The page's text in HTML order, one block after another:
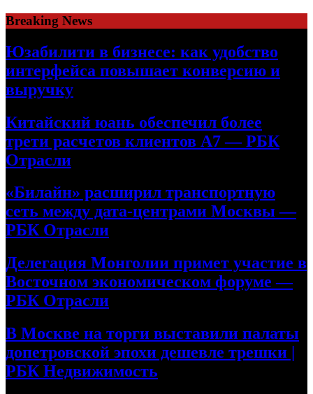
Skip
to
content
Breaking News
Юзабилити в бизнесе: как удобство
интерфейса повышает конверсию и
выручку
Китайский юань обеспечил более
трети расчетов клиентов А7 — РБК
Отрасли
«Билайн» расширил транспортную
сеть между дата-центрами Москвы —
РБК Отрасли
Делегация Монголии примет участие в
Восточном экономическом форуме —
РБК Отрасли
В Москве на торги выставили палаты
допетровской эпохи дешевле трешки |
РБК Недвижимость